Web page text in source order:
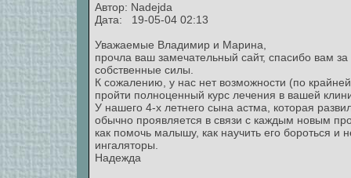
Автор: Nadejda
Дата: 19-05-04 02:13
Уважаемые Владимир и Марина,
прочла ваш замечательный сайт, спасибо вам
собственные силы.
К сожалению, у нас нет возможности (по
пройти полноценный курс лечения в вашей
У нашего 4-х летнего сына астма, которая
обычно проявляется в связи с каждым новым
как помочь малышу, как научить его бороться и
ингаляторы.
Надежда